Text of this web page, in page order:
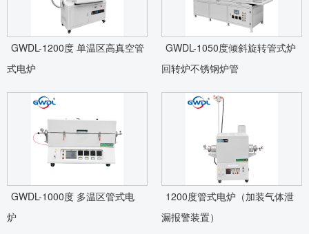
GWDL-1200度 单温区高真空管
式电炉
GWDL-1050度倾斜旋转管式炉
回转炉不锈钢炉管
GWDL-1000度 多温区管式电
炉
1200度管式电炉（加装气体泄
漏报警装置）